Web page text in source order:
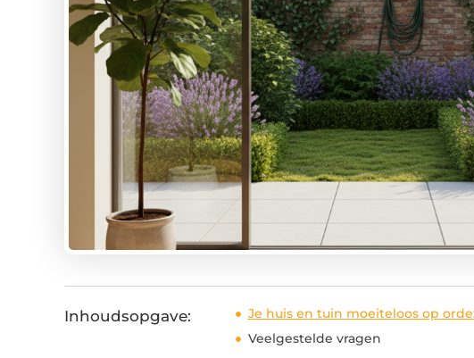
Inhoudsopgave:
Je huis en tuin moeiteloos op
Veelgestelde vragen